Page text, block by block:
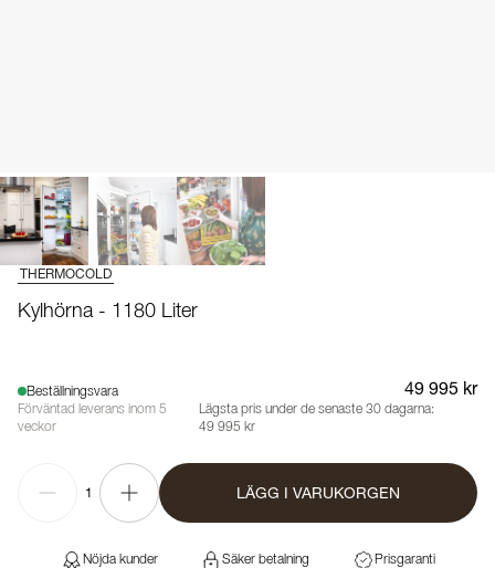
THERMOCOLD
Kylhörna - 1180 Liter
Beställningsvara
Förväntad leverans inom 5
veckor
49 995 kr
Lägsta pris under de senaste 30 dagarna:
49 995 kr
1 LÄGG I VARUKORGEN
Nöjda kunder Säker betalning Prisgaranti